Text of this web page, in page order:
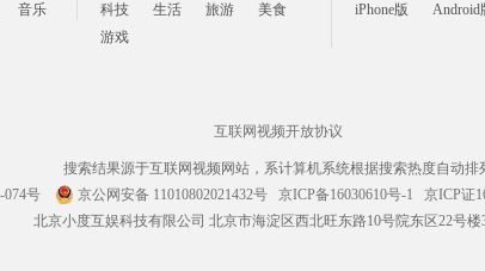
音乐 科技 生活 旅游
美食
游戏
iPhone版 Android
互联网视频开放协议
搜索结果源于互联网视频网站，系计算机系统根据搜索热度自动排
074号
京公网安备 11010802021432号 京ICP备16030610号-1 京ICP证
北京小度互娱科技有限公司 北京市海淀区西北旺东路10号院东区22号楼